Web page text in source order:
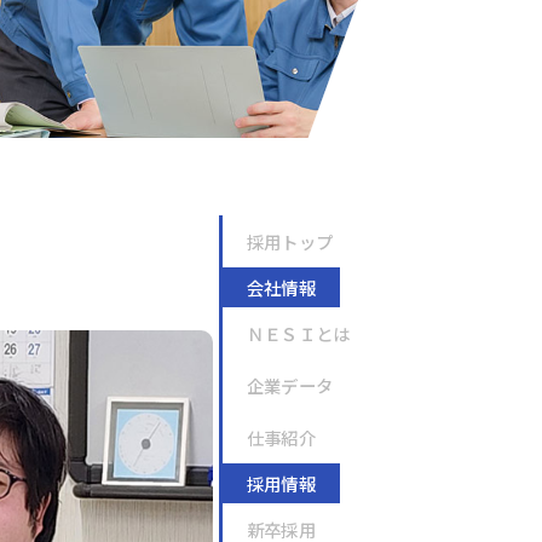
採用トップ
会社情報
ＮＥＳＩとは
企業データ
仕事紹介
採用情報
新卒採用